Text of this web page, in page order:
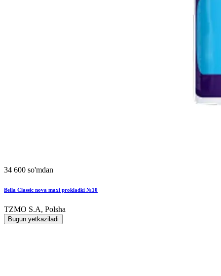
34 600 so'mdan
Bella Classic nova maxi prokladki №10
TZMO S.A, Polsha
Bugun yetkaziladi